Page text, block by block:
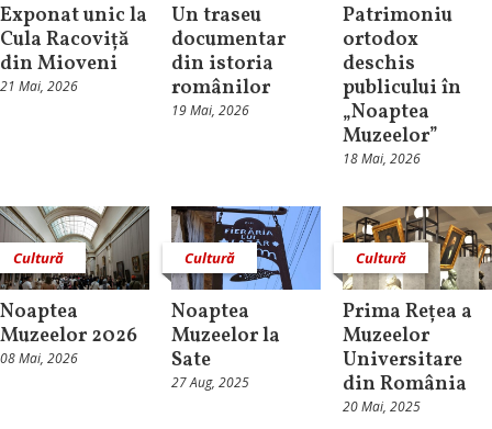
Exponat unic la
Cula Racoviță
din Mioveni
21 Mai, 2026
Un traseu
documentar
din istoria
românilor
19 Mai, 2026
Patrimoniu
ortodox
deschis
publicului în
„Noaptea
Muzeelor”
18 Mai, 2026
Cultură
Noaptea
Muzeelor 2026
08 Mai, 2026
Cultură
Noaptea
Muzeelor la
Sate
27 Aug, 2025
Cultură
Prima Rețea a
Muzeelor
Universitare
din România
20 Mai, 2025